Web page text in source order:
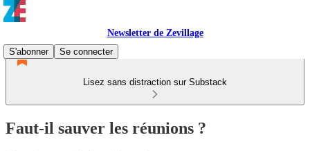
Newsletter de Zevillage
S'abonner
Se connecter
Lisez sans distraction sur Substack
Faut-il sauver les réunions ?